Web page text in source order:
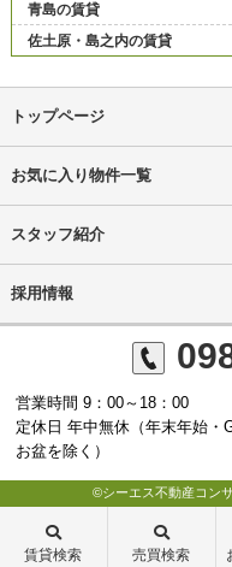
青島の賃貸
佐土原・島之内の賃貸
トップページ
お気に入り物件一覧
スタッフ紹介
採用情報
営業時間 9：00～18：00
定休日 年中無休（年末年始・
お盆を除く）
©シーエス不動産コン
賃貸検索 売買検索